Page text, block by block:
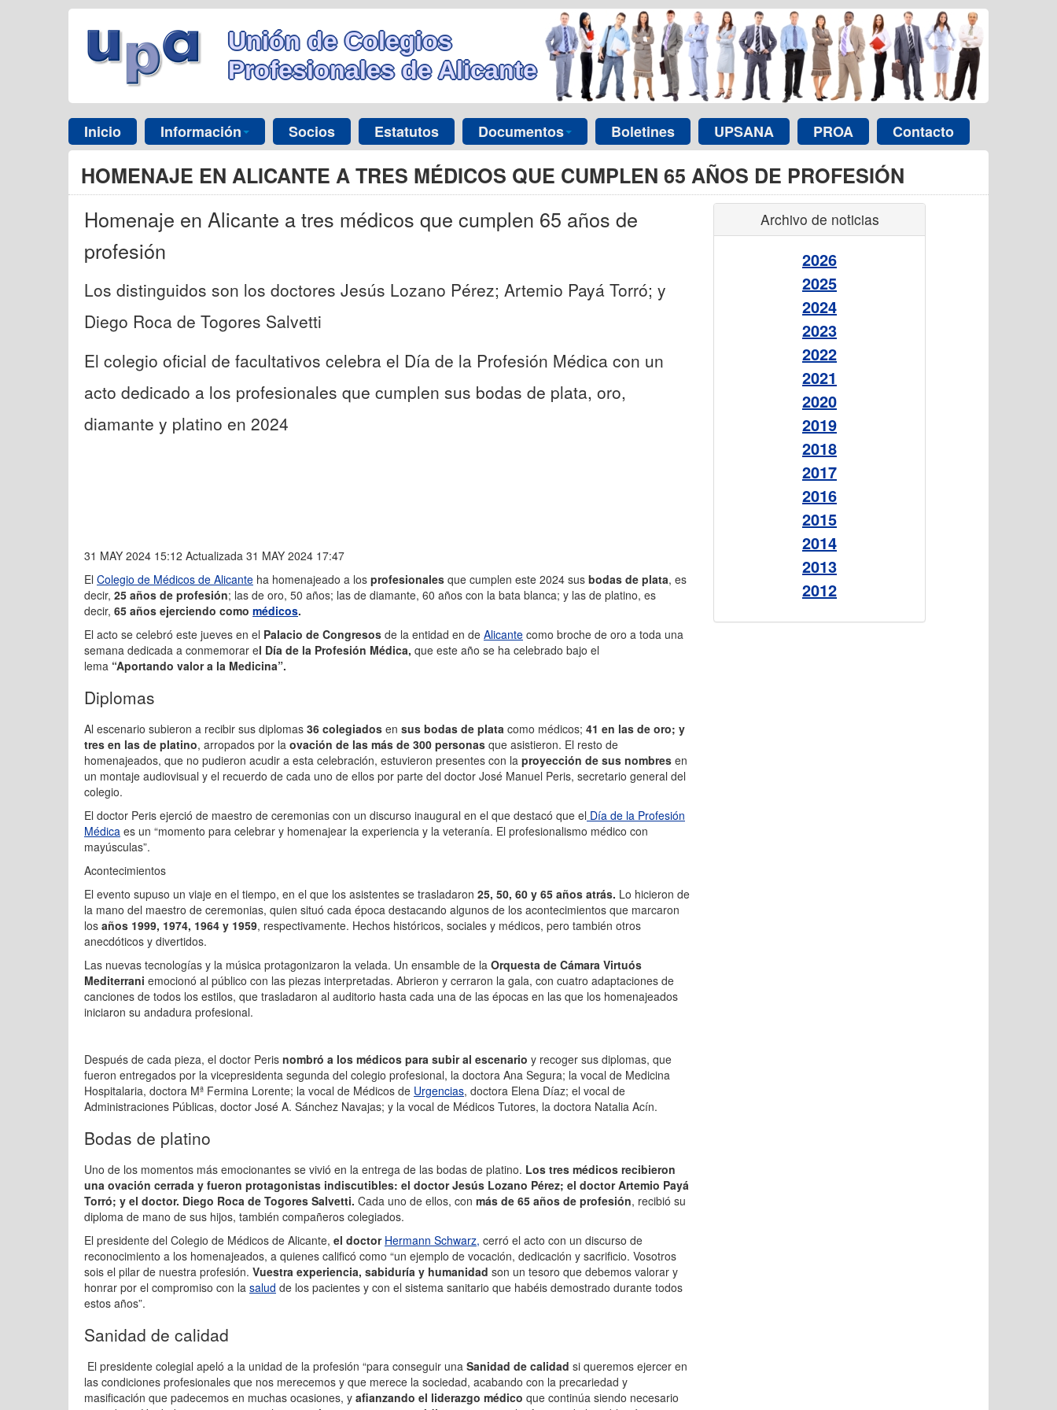
Unión de Colegios
Profesionales de Alicante
Inicio Información Socios Estatutos Documentos Boletines UPSANA PROA Contacto
HOMENAJE EN ALICANTE A TRES MÉDICOS QUE CUMPLEN 65 AÑOS DE PROFESIÓN
Homenaje en Alicante a tres médicos que cumplen 65 años de
profesión
Los distinguidos son los doctores Jesús Lozano Pérez; Artemio Payá Torró; y
Diego Roca de Togores Salvetti
El colegio oficial de facultativos celebra el Día de la Profesión Médica con un
acto dedicado a los profesionales que cumplen sus bodas de plata, oro,
diamante y platino en 2024
31 MAY 2024 15:12 Actualizada 31 MAY 2024 17:47
El Colegio de Médicos de Alicante ha homenajeado a los profesionales que cumplen este 2024 sus bodas de plata, es
decir, 25 años de profesión; las de oro, 50 años; las de diamante, 60 años con la bata blanca; y las de platino, es
decir, 65 años ejerciendo como médicos.
El acto se celebró este jueves en el Palacio de Congresos de la entidad en de Alicante como broche de oro a toda una
semana dedicada a conmemorar el Día de la Profesión Médica, que este año se ha celebrado bajo el
lema “Aportando valor a la Medicina”.
Diplomas
Al escenario subieron a recibir sus diplomas 36 colegiados en sus bodas de plata como médicos; 41 en las de oro; y
tres en las de platino, arropados por la ovación de las más de 300 personas que asistieron. El resto de
homenajeados, que no pudieron acudir a esta celebración, estuvieron presentes con la proyección de sus nombres en
un montaje audiovisual y el recuerdo de cada uno de ellos por parte del doctor José Manuel Peris, secretario general del
colegio.
El doctor Peris ejerció de maestro de ceremonias con un discurso inaugural en el que destacó que el Día de la Profesión
Médica es un “momento para celebrar y homenajear la experiencia y la veteranía. El profesionalismo médico con
mayúsculas”.
Acontecimientos
El evento supuso un viaje en el tiempo, en el que los asistentes se trasladaron 25, 50, 60 y 65 años atrás. Lo hicieron de
la mano del maestro de ceremonias, quien situó cada época destacando algunos de los acontecimientos que marcaron
los años 1999, 1974, 1964 y 1959, respectivamente. Hechos históricos, sociales y médicos, pero también otros
anecdóticos y divertidos.
Las nuevas tecnologías y la música protagonizaron la velada. Un ensamble de la Orquesta de Cámara Virtuós
Mediterrani emocionó al público con las piezas interpretadas. Abrieron y cerraron la gala, con cuatro adaptaciones de
canciones de todos los estilos, que trasladaron al auditorio hasta cada una de las épocas en las que los homenajeados
iniciaron su andadura profesional.
Después de cada pieza, el doctor Peris nombró a los médicos para subir al escenario y recoger sus diplomas, que
fueron entregados por la vicepresidenta segunda del colegio profesional, la doctora Ana Segura; la vocal de Medicina
Hospitalaria, doctora Mª Fermina Lorente; la vocal de Médicos de Urgencias, doctora Elena Díaz; el vocal de
Administraciones Públicas, doctor José A. Sánchez Navajas; y la vocal de Médicos Tutores, la doctora Natalia Acín.
Bodas de platino
Uno de los momentos más emocionantes se vivió en la entrega de las bodas de platino. Los tres médicos recibieron
una ovación cerrada y fueron protagonistas indiscutibles: el doctor Jesús Lozano Pérez; el doctor Artemio Payá
Torró; y el doctor. Diego Roca de Togores Salvetti. Cada uno de ellos, con más de 65 años de profesión, recibió su
diploma de mano de sus hijos, también compañeros colegiados.
El presidente del Colegio de Médicos de Alicante, el doctor Hermann Schwarz, cerró el acto con un discurso de
reconocimiento a los homenajeados, a quienes calificó como “un ejemplo de vocación, dedicación y sacrificio. Vosotros
sois el pilar de nuestra profesión. Vuestra experiencia, sabiduría y humanidad son un tesoro que debemos valorar y
honrar por el compromiso con la salud de los pacientes y con el sistema sanitario que habéis demostrado durante todos
estos años”.
Sanidad de calidad
El presidente colegial apeló a la unidad de la profesión “para conseguir una Sanidad de calidad si queremos ejercer en
las condiciones profesionales que nos merecemos y que merece la sociedad, acabando con la precariedad y
masificación que padecemos en muchas ocasiones, y afianzando el liderazgo médico que continúa siendo necesario
Archivo de noticias
2026
2025
2024
2023
2022
2021
2020
2019
2018
2017
2016
2015
2014
2013
2012